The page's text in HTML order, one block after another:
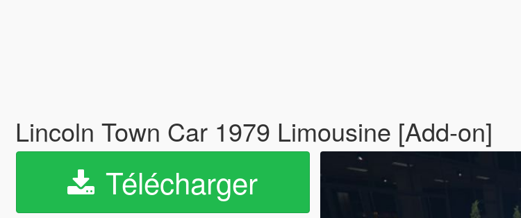
Lincoln Town Car 1979 Limousine [Add-on]
Télécharger